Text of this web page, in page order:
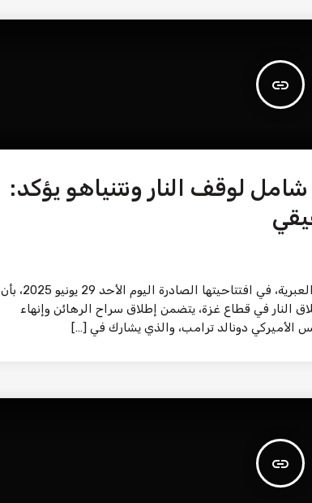
insert_link
لوقف النار ونتنياهو يؤكد:
غزة – إذاعة صوت الوطن أفادت صحيفة معاريف العبرية، في افتتاحيتها الصادرة اليوم الأحد 29 يونيو 2025، بأن
النار في قطاع غزة، يتضمن إطلاق سراح الرهائن وإنهاء
insert_link